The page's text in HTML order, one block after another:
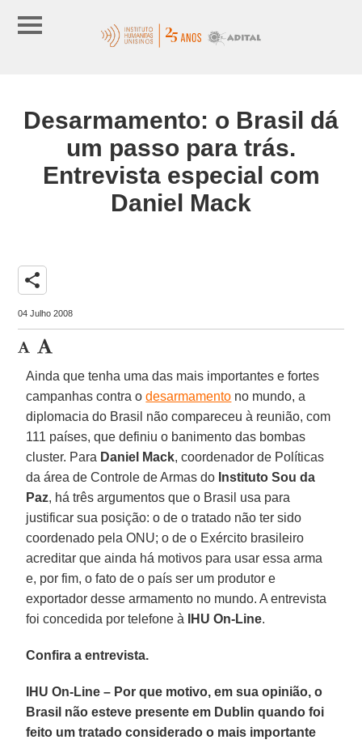
Desarmamento: o Brasil dá
um passo para trás.
Entrevista especial com
Daniel Mack
share
04 Julho 2008
Ainda que tenha uma das mais importantes e fortes
campanhas contra odesarmamento no mundo, a
diplomacia do Brasil não compareceu à reunião, com
111 países, que definiu o banimento das bombas
cluster. Para Daniel Mack, coordenador de Políticas
da área de Controle de Armas do Instituto Sou da
Paz, há três argumentos que o Brasil usa para
justificar sua posição: o de o tratado não ter sido
coordenado pela ONU; o de o Exército brasileiro
acreditar que ainda há motivos para usar essa arma
e, por fim, o fato de o país ser um produtor e
exportador desse armamento no mundo. A entrevista
foi concedida por telefone à
IHU On-Line.
Confira a entrevista.
IHU On-Line – Por que motivo, em sua opinião, o
Brasil não esteve presente em Dublin quando foi
feito um tratado considerado o mais importante